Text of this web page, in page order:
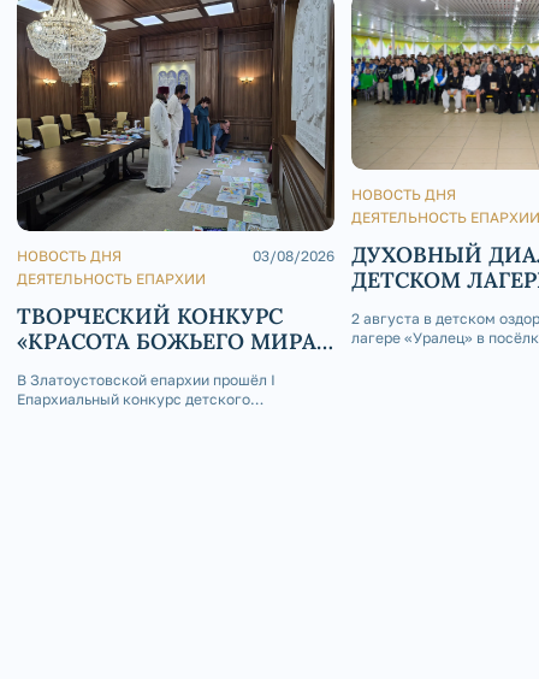
НОВОСТЬ ДНЯ
ДЕЯТЕЛЬНОСТЬ ЕПАРХИИ
03/08/2026
ТВОРЧЕСКИЙ КОНКУРС
«КРАСОТА БОЖЬЕГО МИРА
РОССИИ»
В Златоустовской епархии прошёл I
Епархиальный конкурс детского
НОВОСТЬ ДНЯ
ДЕЯТЕЛЬНОСТЬ ЕПАРХИИ
ДУХОВНЫЙ
ДЕТСКОМ
2 августа в детском
лагере «Уралец» в